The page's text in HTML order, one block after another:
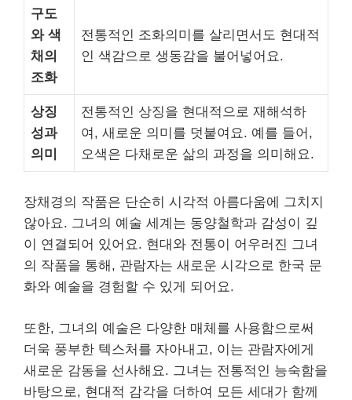
구도
와 색
채의
조화
전통적인 조화의미를 살리면서도 현대적
인 색감으로 생동감을 불어넣어요.
상징
성과
의미
전통적인 상징을 현대적으로 재해석하
여, 새로운 의미를 덧붙여요. 예를 들어,
오색은 다채로운 삶의 과정을 의미해요.
장채경의 작품은 단순히 시각적 아름다움에 그치지
않아요. 그녀의 예술 세계는 동양철학과 감성이 깊
이 연결되어 있어요. 현대와 전통이 어우러진 그녀
의 작품을 통해, 관람자는 새로운 시각으로 한국 문
화와 예술을 경험할 수 있게 되어요.
또한, 그녀의 예술은 다양한 매체를 사용함으로써
더욱 풍부한 텍스처를 자아내고, 이는 관람자에게
새로운 감동을 선사해요. 그녀는 전통적인 능숙함을
바탕으로, 현대적 감각을 더하여 모든 세대가 함께